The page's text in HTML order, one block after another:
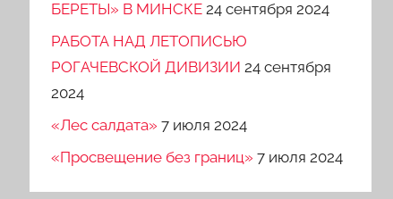
БЕРЕТЫ» В МИНСКЕ 24 сентября 2024
РАБОТА НАД ЛЕТОПИСЬЮ
РОГАЧЕВСКОЙ ДИВИЗИИ 24 сентября
2024
«Лес салдата» 7 июля 2024
«Просвещение без границ» 7 июля 2024